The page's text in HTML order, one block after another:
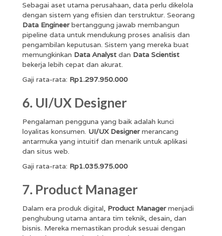
Sebagai aset utama perusahaan, data perlu dikelola
dengan sistem yang efisien dan terstruktur. Seorang
Data Engineerbertanggung jawab membangun
pipeline data untuk mendukung proses analisis dan
pengambilan keputusan. Sistem yang mereka buat
memungkinkan Data Analyst dan Data Scientist
bekerja lebih cepat dan akurat.
Gaji rata-rata: Rp1.297.950.000
6. UI/UX Designer
Pengalaman pengguna yang baik adalah kunci
loyalitas konsumen. UI/UX Designermerancang
antarmuka yang intuitif dan menarik untuk aplikasi
dan situs web.
Gaji rata-rata: Rp1.035.975.000
7. Product Manager
Dalam era produk digital, Product Managermenjadi
penghubung utama antara tim teknik, desain, dan
bisnis. Mereka memastikan produk sesuai dengan